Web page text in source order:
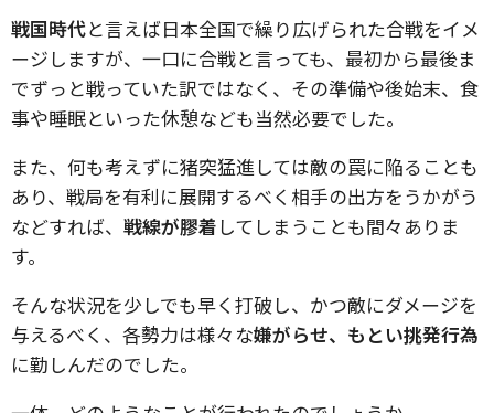
戦国時代と言えば日本全国で繰り広げられた合戦をイメ
ージしますが、一口に合戦と言っても、最初から最後ま
でずっと戦っていた訳ではなく、その準備や後始末、食
事や睡眠といった休憩なども当然必要でした。
また、何も考えずに猪突猛進しては敵の罠に陥ることも
あり、戦局を有利に展開するべく相手の出方をうかがう
などすれば、 戦線が膠着 してしまうことも間々ありま
す。
そんな状況を少しでも早く打破し、かつ敵にダメージを
与えるべく、各勢力は様々な嫌がらせ、もとい挑発行為
に勤しんだのでした。